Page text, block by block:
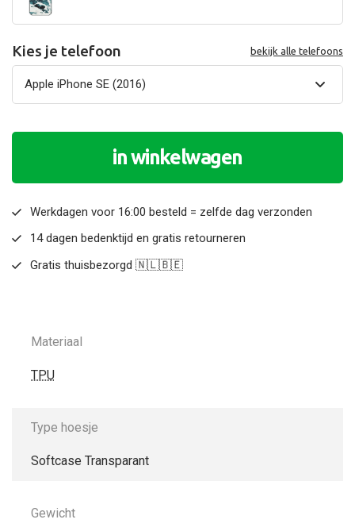
Kies je telefoon bekijk alle telefoons
in winkelwagen
Werkdagen voor 16:00 besteld = zelfde dag verzonden
14 dagen bedenktijd en gratis retourneren
Gratis thuisbezorgd 🇳🇱🇧🇪
Materiaal
TPU
Type hoesje
Softcase Transparant
Gewicht